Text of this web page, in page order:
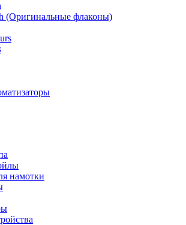
(Оригинальные флаконы)
намотки